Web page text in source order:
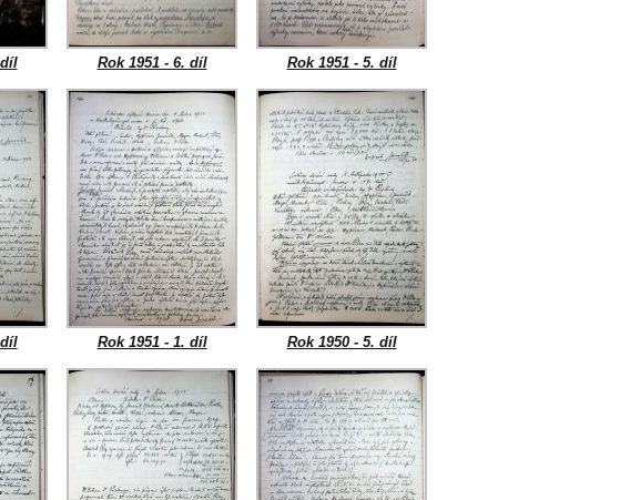
Rok 1951 - 6. díl Rok 1951 - 5. díl
Rok 1951 - 1. díl Rok 1950 - 5. díl